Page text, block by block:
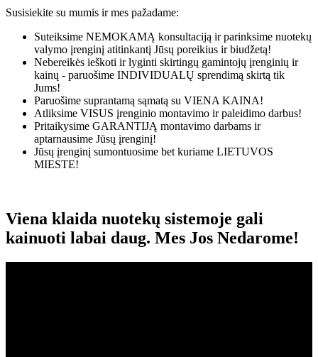
Susisiekite su mumis ir mes pažadame:
Suteiksime NEMOKAMĄ konsultaciją ir parinksime nuotekų
valymo įrenginį atitinkantį Jūsų poreikius ir biudžetą!
Nebereikės ieškoti ir lyginti skirtingų gamintojų įrenginių ir
kainų - paruošime INDIVIDUALŲ sprendimą skirtą tik
Jums!
Paruošime suprantamą sąmatą su VIENA KAINA!
Atliksime VISUS įrenginio montavimo ir paleidimo darbus!
Pritaikysime GARANTIJĄ montavimo darbams ir
aptarnausime Jūsų įrenginį!
Jūsų įrenginį sumontuosime bet kuriame LIETUVOS
MIESTE!
Viena klaida nuotekų sistemoje gali
kainuoti labai daug. Mes Jos Nedarome!